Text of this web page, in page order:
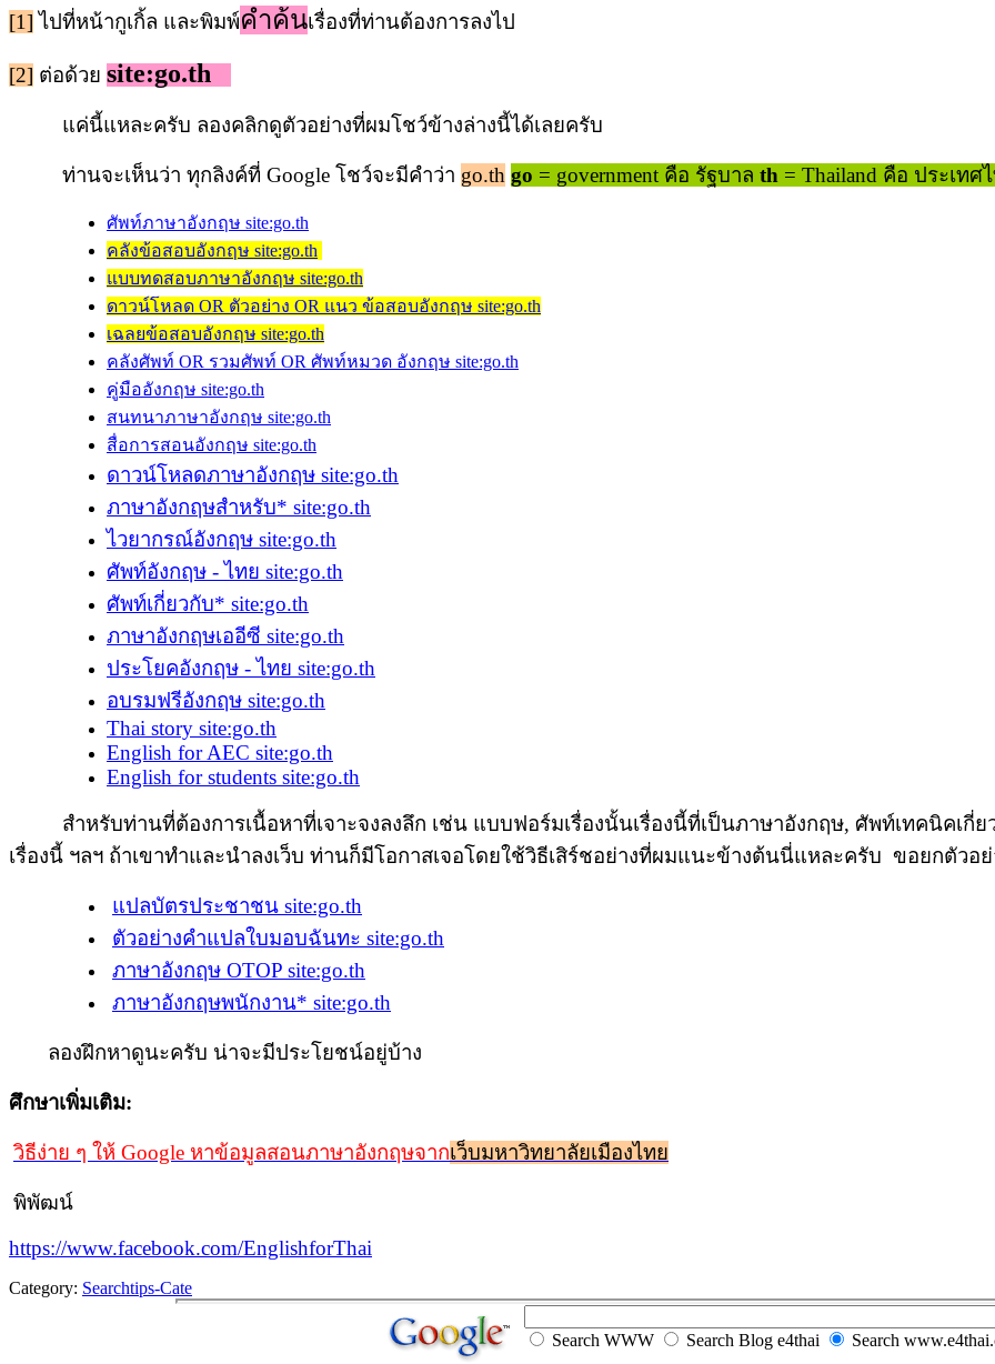
[1] ไปที่หน้ากูเกิ้ล และพิมพ์คำค้นเรื่องที่ท่านต้องการลงไป
[2] ต่อด้วย site:go.th
แค่นี้แหละครับ ลองคลิกดูตัวอย่างที่ผมโชว์ข้างล่างนี้ได้เลยครับ
ท่านจะเห็นว่า ทุกลิงค์ที่ Google โชว์จะมีคำว่า go.th go = government คือ รัฐบาล th = Thailand คือ ประเทศ
ศัพท์ภาษาอังกฤษ site:go.th
คลังข้อสอบอังกฤษ site:go.th
แบบทดสอบภาษาอังกฤษ site:go.th
ดาวน์โหลด OR ตัวอย่าง OR แนว ข้อสอบอังกฤษ site:go.th
เฉลยข้อสอบอังกฤษ site:go.th
คลังศัพท์ OR รวมศัพท์ OR ศัพท์หมวด อังกฤษ site:go.th
คู่มืออังกฤษ site:go.th
สนทนาภาษาอังกฤษ site:go.th
สื่อการสอนอังกฤษ site:go.th
ดาวน์โหลดภาษาอังกฤษ site:go.th
ภาษาอังกฤษสำหรับ* site:go.th
ไวยากรณ์อังกฤษ site:go.th
ศัพท์อังกฤษ - ไทย site:go.th
ศัพท์เกี่ยวกับ* site:go.th
ภาษาอังกฤษเออีซี site:go.th
ประโยคอังกฤษ - ไทย site:go.th
อบรมฟรีอังกฤษ site:go.th
Thai story site:go.th
English for AEC site:go.th
English for students site:go.th
สำหรับท่านที่ต้องการเนื้อหาที่เจาะจงลงลึก เช่น แบบฟอร์มเรื่องนั้นเรื่องนี้ที่เป็นภาษาอังกฤษ, ศัพท์เทคนิคเกี่
เรื่องนี้ ฯลฯ ถ้าเขาทำและนำลงเว็บ ท่านก็มีโอกาสเจอโดยใช้วิธีเสิร์ชอย่างที่ผมแนะข้างต้นนี่แหละครับ ขอยกตัว
แปลบัตรประชาชน site:go.th
ตัวอย่างคำแปลใบมอบฉันทะ site:go.th
ภาษาอังกฤษ OTOP site:go.th
ภาษาอังกฤษพนักงาน* site:go.th
ลองฝึกหาดูนะครับ น่าจะมีประโยชน์อยู่บ้าง
ศึกษาเพิ่มเติม:
วิธีง่าย ๆ ให้ Google หาข้อมูลสอนภาษาอังกฤษจากเว็บมหาวิทยาลัยเมืองไทย
พิพัฒน์
https://www.facebook.com/EnglishforThai
Category: Searchtips-Cate
Search WWW Search Blog e4thai Search